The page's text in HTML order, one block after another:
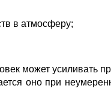
в атмосферу;
может усиливать
оно при